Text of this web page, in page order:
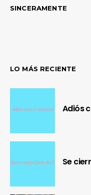
SINCERAMENTE
LO MÁS RECIENTE
Adiós
Se